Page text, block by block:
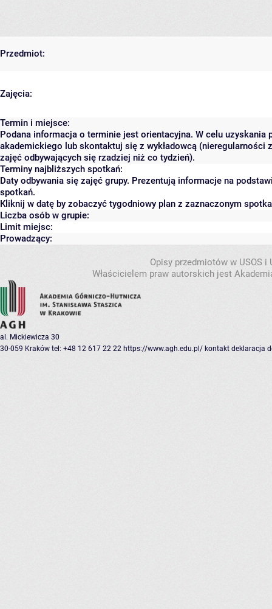
Przedmiot:
Zajęcia:
Termin i miejsce:
Podana informacja o terminie jest orientacyjna. W celu
akademickiego lub skontaktuj się z wykładowcą (nieregularności
zajęć odbywających się rzadziej niż co tydzień).
Terminy najbliższych spotkań:
Daty odbywania się zajęć grupy. Prezentują informacje na
spotkań.
Kliknij w datę by zobaczyć tygodniowy plan z zaznaczonym
Liczba osób w grupie:
Limit miejsc:
Prowadzący:
Opisy przedmiotów w USOS
Właścicielem praw autorskich jest
al. Mickiewicza 30
30-059 Kraków tel: +48 12 617 22 22 https://www.agh.edu.pl/ kontakt deklaracja